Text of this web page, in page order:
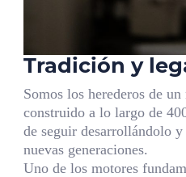
Tradición y
Somos los herederos de
construido a lo largo de
de seguir desarrollándolo
nuevas generaciones.
Uno de los motores